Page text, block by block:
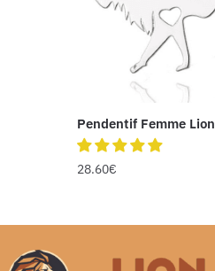
Pendentif Femme Lion
28.60€